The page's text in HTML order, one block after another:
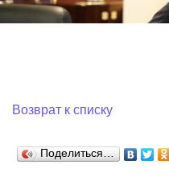
Возврат к списку
Поделиться…